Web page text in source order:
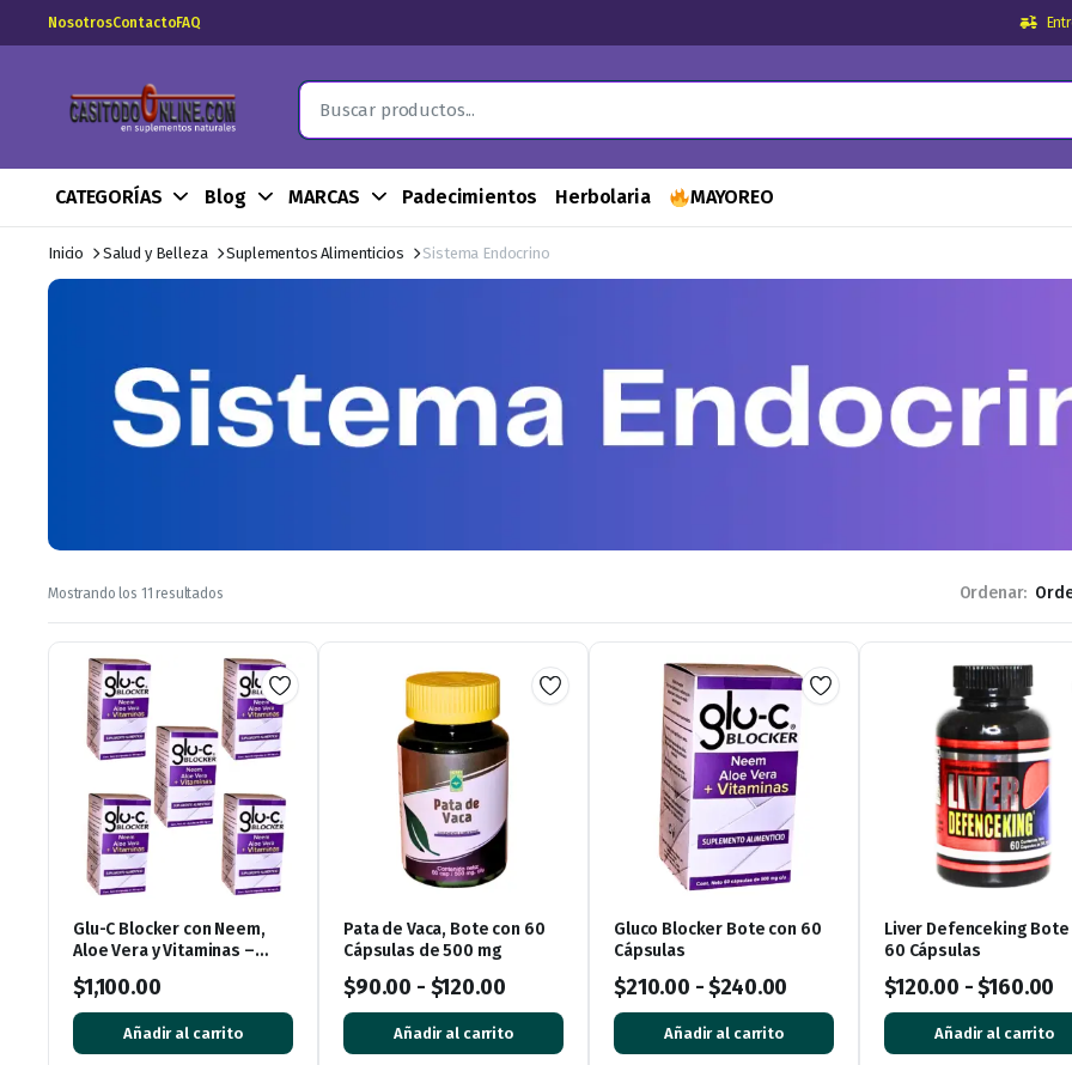
NosotrosContactoFAQ
CATEGORÍAS Blog MARCAS Padecimientos Herbolaria MAYOREO
Inicio Salud y Belleza Suplementos Alimenticios Sistema Endocrino
Mostrando los 11 resultadosOrdenado
últimos
Ordenar:
Glu-C Blocker con Neem,
Aloe Vera y Vitaminas –
Pack de 5 Cajas (300
Cápsulas)
$1,100.00
Añadir al carrito
Pata de Vaca, Bote con 60
Cápsulas de 500 mg
$90.00 - $120.00
Añadir al carrito
Gluco Blocker Bote con 60
Cápsulas
$210.00 -$240.00
Añadir al carrito
Liver Defenceking Bote
60 Cápsulas
$120.00 -$160.00
Añadir al carrito